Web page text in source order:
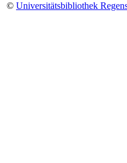
© Universitätsbibliothek